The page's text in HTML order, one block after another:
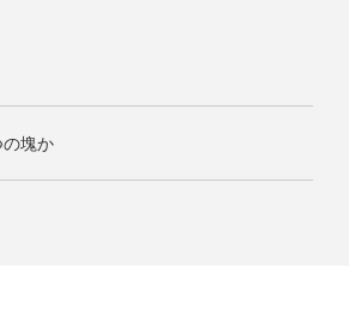
塊か